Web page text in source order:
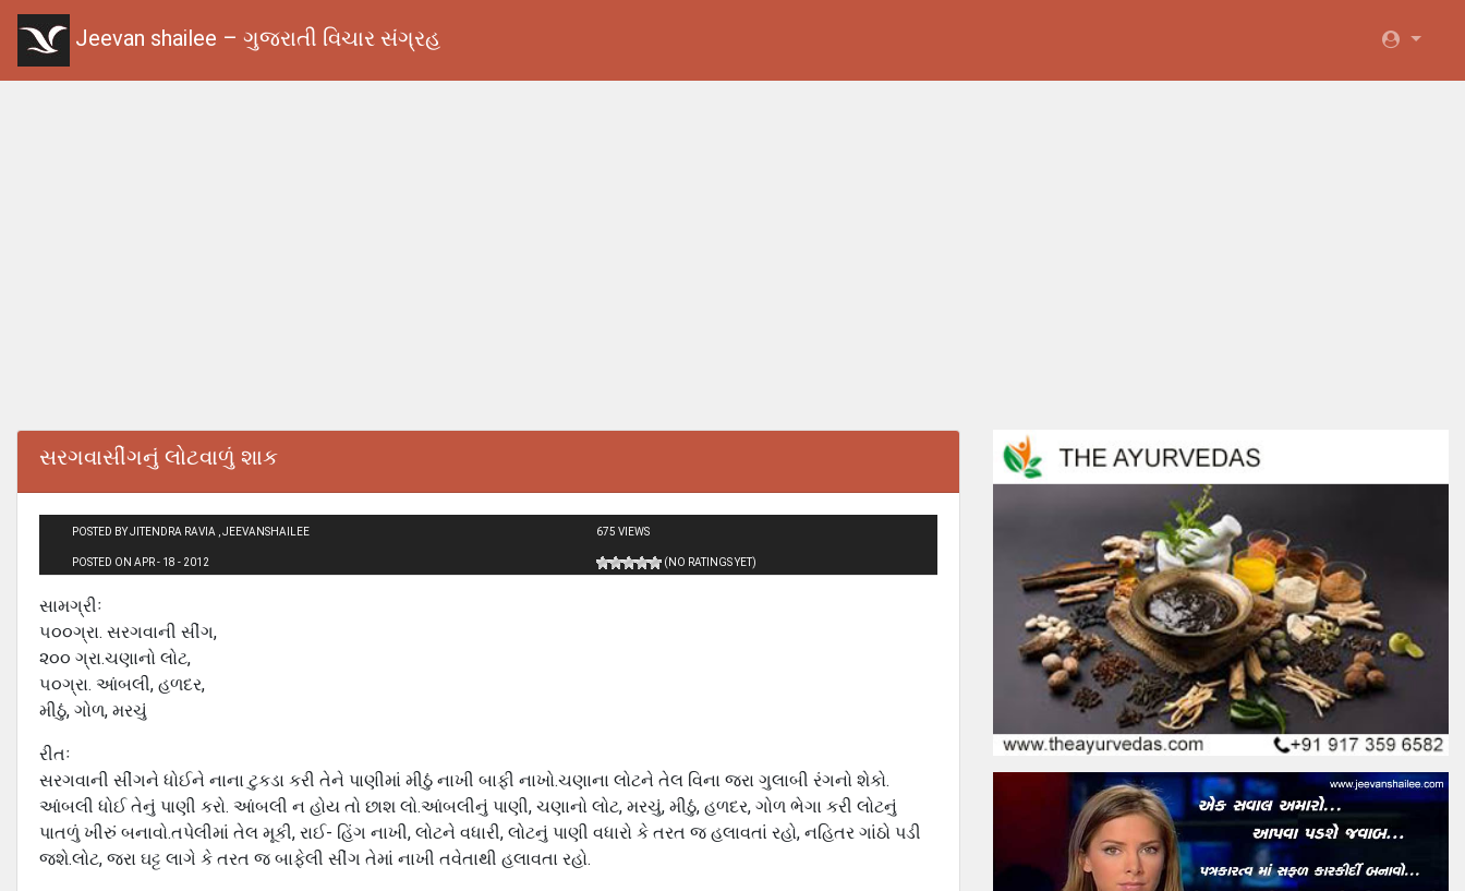
Jeevan shailee – ગુજરાતી વિચાર સંગ્રહ
સરગવાસીંગનું લોટવાળું શાક
POSTED BY JITENDRA RAVIA , JEEVANSHAILEE
POSTED ON APR - 18 - 2012
675 VIEWS
(NO RATINGS YET)
સામગ્રીઃ
૫૦૦ગ્રા. સરગવાની સીંગ,
૨૦૦ ગ્રા.ચણાનો લોટ,
૫૦ગ્રા. આંબલી, હળદર,
મીઠું, ગોળ, મરચું
રીતઃ
સરગવાની સીંગને ધોઈને નાના ટુકડા કરી તેને પાણીમાં મીઠું નાખી બાફી નાખો.ચણાના લોટને તેલ વિના જરા ગુલાબી રંગનો શેકો.
આંબલી ધોઈ તેનું પાણી કરો. આંબલી ન હોય તો છાશ લો.આંબલીનું પાણી, ચણાનો લોટ, મરચું, મીઠું, હળદર, ગોળ ભેગા કરી લોટનું
પાતળું ખીરું બનાવો.તપેલીમાં તેલ મૂકી, રાઈ- હિંગ નાખી, લોટને વધારી, લોટનું પાણી વધારો કે તરત જ હલાવતાં રહો, નહિતર ગાંઠો પડી
જશે.લોટ, જરા ઘટ્ટ લાગે કે તરત જ બાફેલી સીંગ તેમાં નાખી તવેતાથી હલાવતા રહો.